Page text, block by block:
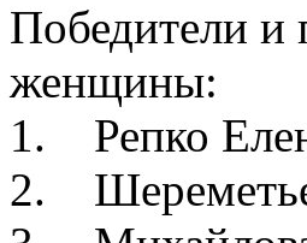
Победители и
женщины:
1. Репко
2.